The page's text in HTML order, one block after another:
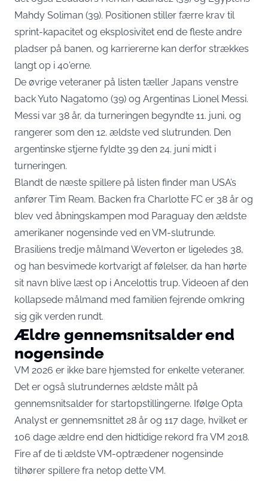
Mahdy Soliman (39). Positionen stiller færre krav til
sprint-kapacitet og eksplosivitet end de fleste andre
pladser på banen, og karriererne kan derfor strækkes
langt op i 40’erne.
De øvrige veteraner på listen tæller Japans venstre
back Yuto Nagatomo (39) og Argentinas Lionel Messi.
Messi var 38 år, da turneringen begyndte 11. juni, og
rangerer som den 12. ældste ved slutrunden. Den
argentinske stjerne fyldte 39 den 24. juni midt i
turneringen.
Blandt de næste spillere på listen finder man USA’s
anfører Tim Ream. Backen fra Charlotte FC er 38 år og
blev ved åbningskampen mod Paraguay den ældste
amerikaner nogensinde ved en VM-slutrunde.
Brasiliens tredje målmand Weverton er ligeledes 38,
og han besvimede kortvarigt af følelser, da han hørte
sit navn blive læst op i Ancelottis trup. Videoen af den
kollapsede målmand med familien fejrende omkring
sig gik verden rundt.
Ældre gennemsnitsalder end
nogensinde
VM 2026 er ikke bare hjemsted for enkelte veteraner.
Det er også slutrundernes ældste målt på
gennemsnitsalder for startopstillingerne. Ifølge Opta
Analyst er gennemsnittet 28 år og 117 dage, hvilket er
106 dage ældre end den hidtidige rekord fra VM 2018.
Fire af de ti ældste VM-optrædener nogensinde
tilhører spillere fra netop dette VM.